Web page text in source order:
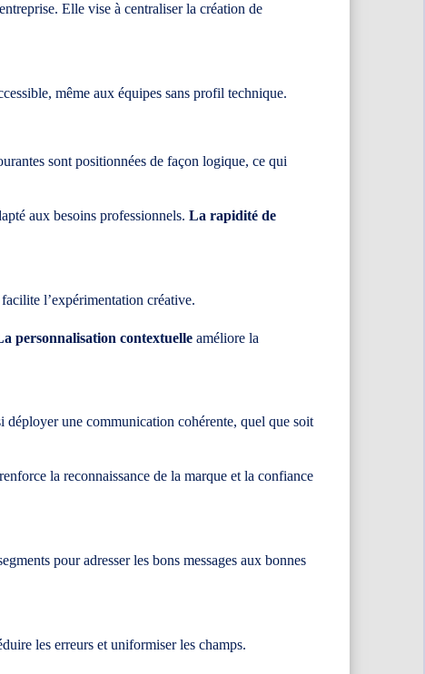
Elle vise à centraliser la création de
même aux équipes sans profil technique.
sont positionnées de façon logique, ce qui
aux besoins professionnels. La rapidité de
l’expérimentation créative.
personnalisation contextuelle améliore la
une communication cohérente, quel que soit
renforce la reconnaissance de la marque et la confiance
pour adresser les bons messages aux bonnes
les erreurs et uniformiser les champs.